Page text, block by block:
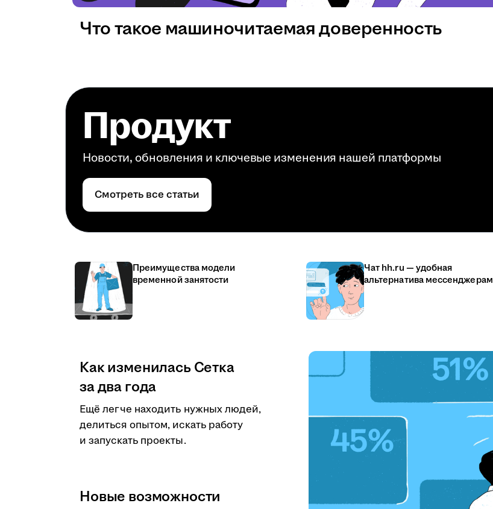
Что такое машиночитаемая доверенность
Продукт
Новости, обновления и ключевые изменения нашей платформы
Смотреть все статьи
Преимущества модели
временной занятости
Чат hh.ru — удобная
альтернатива мессенджерам
Как изменилась Сетка
за два года
Ещё легче находить нужных людей,
делиться опытом, искать работу
и запускать проекты.
Новые возможности